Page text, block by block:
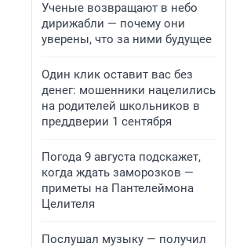
Ученые возвращают в небо
дирижабли — почему они
уверены, что за ними будущее
Один клик оставит вас без
денег: мошенники нацелились
на родителей школьников в
преддверии 1 сентября
Погода 9 августа подскажет,
когда ждать заморозков —
приметы на Пантелеймона
Целителя
Послушал музыку — получил